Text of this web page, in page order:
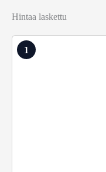
Hintaa laskettu
1